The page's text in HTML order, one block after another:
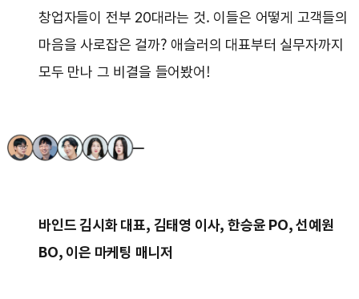
창업자들이 전부 20대라는 것. 이들은 어떻게 고객들의
마음을 사로잡은 걸까? 애슬러의 대표부터 실무자까지
모두 만나 그 비결을 들어봤어!
바인드 김시화 대표, 김태영 이사, 한승윤 PO, 선예원
BO, 이은 마케팅 매니저